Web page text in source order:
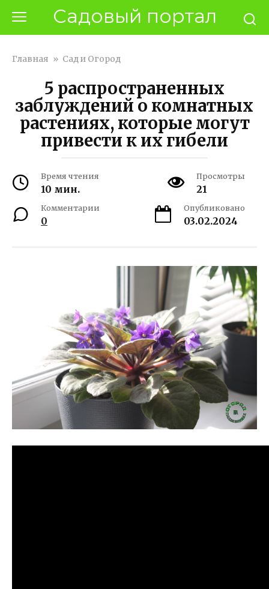
контенту
Садовый портал
Главная » Сад и Огород
5 распространенных
заблуждений о комнатных
растениях, которые могут
привести к их гибели
Время чтения
10 мин.
Просмотры
21
Комментарии
0
Опубликовано
03.02.2024